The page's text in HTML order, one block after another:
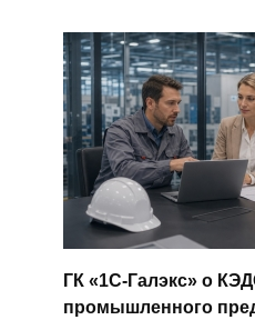
ГК «1С-Галэкс» о
промышленного